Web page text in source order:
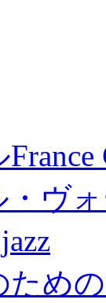
France
ヴ
め